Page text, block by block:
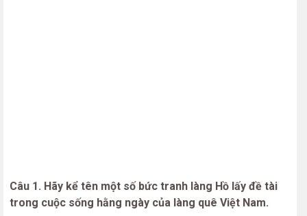
Câu 1. Hãy kể tên một số bức tranh làng Hồ lấy đề tài
trong cuộc sống hằng ngày của làng quê Việt Nam.